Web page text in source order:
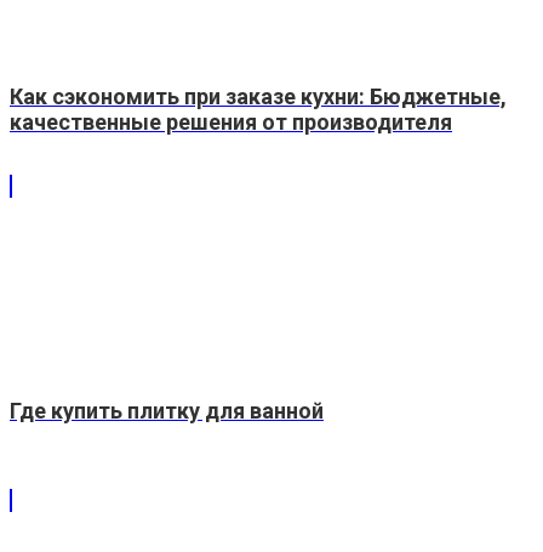
Как сэкономить при заказе кухни: Бюджетные,
качественные решения от производителя
Где купить плитку для ванной